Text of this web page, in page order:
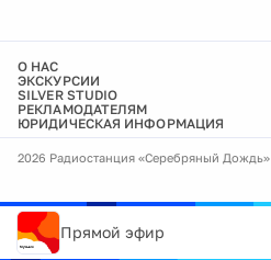
О НАС
ЭКСКУРСИИ
SILVER STUDIO
РЕКЛАМОДАТЕЛЯМ
ЮРИДИЧЕСКАЯ ИНФОРМАЦИЯ
2026 Радиостанция «Серебряный Дождь»
Прямой эфир